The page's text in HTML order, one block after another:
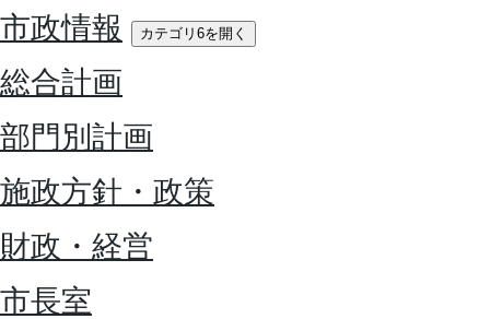
市政情報 カテゴリ6を開く
総合計画
部門別計画
施政方針・政策
財政・経営
市長室